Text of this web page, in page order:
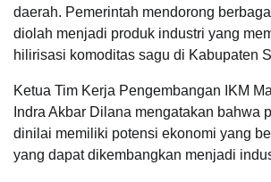
daerah. Pemerintah mendorong
diolah menjadi produk industri yang
hilirisasi komoditas sagu di Kabupaten
Ketua Tim Kerja Pengembangan IKM
Indra Akbar Dilana mengatakan
dinilai memiliki potensi ekonomi yang
yang dapat dikembangkan menjadi